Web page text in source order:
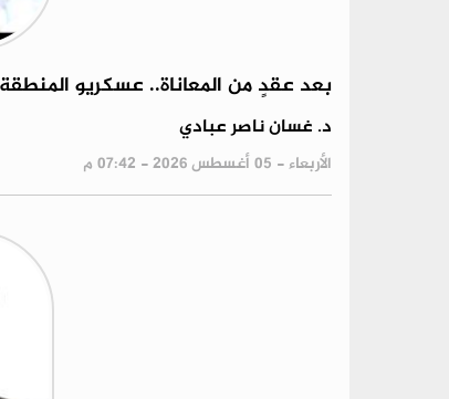
بعد عقدٍ من المعاناة.. عسكريو
د. غسان ناصر عبادي
الأربعاء - 05 أغسطس 2026 - 07:42 م